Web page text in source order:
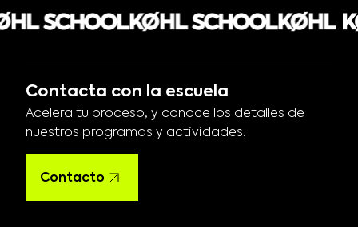
Contacta con la escuela
Acelera tu proceso, y conoce los detalles de
nuestros programas y actividades.
Contacto